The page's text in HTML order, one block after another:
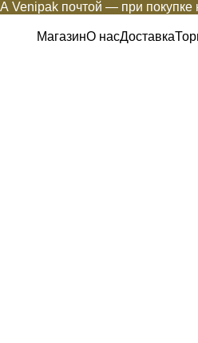
почтой — при покупке
МагазинО насДоставка